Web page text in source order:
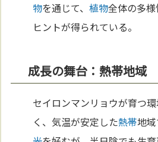
物を通じて、植物全体の多
ヒントが得られている。
成長の舞台：熱帯地域
セイロンマンリョウが育つ
く、気温が安定した熱帯地